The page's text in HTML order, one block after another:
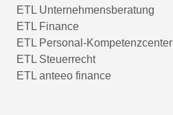
ETL Unternehmensberatung
ETL Finance
ETL Personal-Kompetenzcenter
ETL Steuerrecht
ETL anteeo finance